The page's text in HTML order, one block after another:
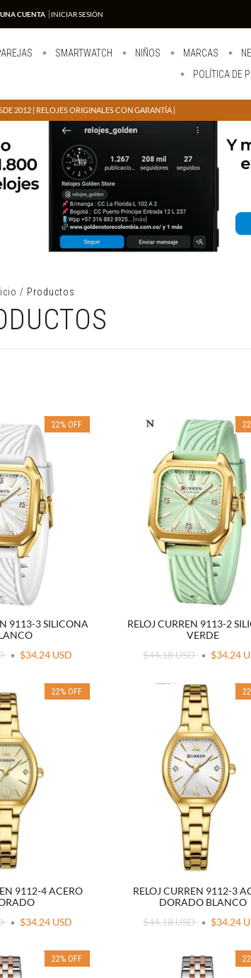
CUENTA INICIAR SESIÓN
SMARTWATCH NIÑOS MARCAS
POLÍTICA DE
2012 | RELOJES ORIGINALES CON GARANTÍA |
/ Productos
22% OFF
9113-3 SILICONA
$34.24 USD
22
RELOJ CURREN 9113-2
VERDE
$44.18 USD
$34.24
22% OFF
9112-4 ACERO
$34.24 USD
22
RELOJ CURREN 9112-3
DORADO BLANCO
$44.18 USD
$34.24
22% OFF 22